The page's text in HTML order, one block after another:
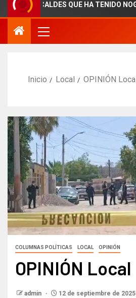
QUE HA TENIDO NOGALES
Inicio Local OPINIÓN Local
COLUMNAS POLÍTICAS LOCAL OPINIÓN
OPINIÓN Local
admin 12 de septiembre de 2025